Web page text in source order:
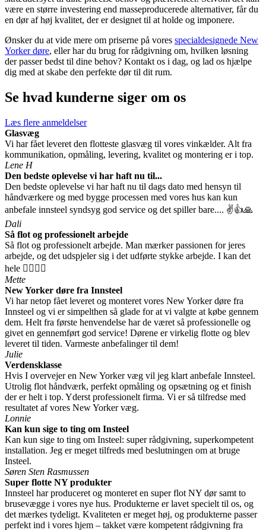
være en større investering end masseproducerede alternativer, får du
en dør af høj kvalitet, der er designet til at holde og imponere.
Ønsker du at vide mere om priserne på vores specialdesignede New
Yorker døre, eller har du brug for rådgivning om, hvilken løsning
der passer bedst til dine behov? Kontakt os i dag, og lad os hjælpe
dig med at skabe den perfekte dør til dit rum.
Se hvad kunderne siger om os
Læs flere anmeldelser
Glasvæg
Vi har fået leveret den flotteste glasvæg til vores vinkælder. Alt fra
kommunikation, opmåling, levering, kvalitet og montering er i top.
Lene H
Den bedste oplevelse vi har haft nu til...
Den bedste oplevelse vi har haft nu til dags dato med hensyn til
håndværkere og med bygge processen med vores hus kan kun
anbefale innsteel syndsyg god service og det spiller bare.... ✌️👍🙏
Dali
Så flot og professionelt arbejde
Så flot og professionelt arbejde. Man mærker passionen for jeres
arbejde, og det udspjeler sig i det udførte stykke arbejde. I kan det
hele 👍🏻👍🏻
Mette
New Yorker døre fra Innsteel
Vi har netop fået leveret og monteret vores New Yorker døre fra
Innsteel og vi er simpelthen så glade for at vi valgte at købe gennem
dem. Helt fra første henvendelse har de været så professionelle og
givet en gennemført god service! Dørene er virkelig flotte og blev
leveret til tiden. Varmeste anbefalinger til dem!
Julie
Verdensklasse
Hvis I overvejer en New Yorker væg vil jeg klart anbefale Innsteel.
Utrolig flot håndværk, perfekt opmåling og opsætning og et finish
der er helt i top. Yderst professionelt firma. Vi er så tilfredse med
resultatet af vores New Yorker væg.
Lonnie
Kan kun sige to ting om Insteel
Kan kun sige to ting om Insteel: super rådgivning, superkompetent
installation. Jeg er meget tilfreds med beslutningen om at bruge
Insteel.
Søren Sten Rasmussen
Super flotte NY produkter
Innsteel har produceret og monteret en super flot NY dør samt to
brusevægge i vores nye hus. Produkterne er lavet specielt til os, og
det mærkes tydeligt. Kvaliteten er meget høj, og produkterne passer
perfekt ind i vores hjem – takket være kompetent rådgivning fra